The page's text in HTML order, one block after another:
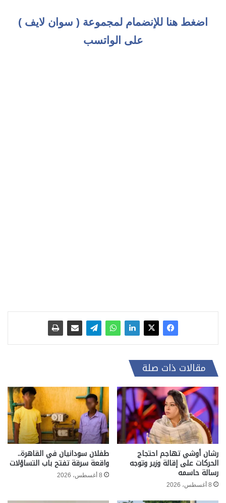
اضغط هنا للإنضمام لمجموعة ( سوان لايف )
على الواتسب
مقالات ذات صلة
رشان أوشي تهاجم احتجاج
الحركات على إقالة وزير وتوجه
رسالة حاسمه
8 أغسطس، 2026
طفلان سودانيان في القاهرة..
واقعة سرقة تفتح باب التساؤلات
8 أغسطس، 2026